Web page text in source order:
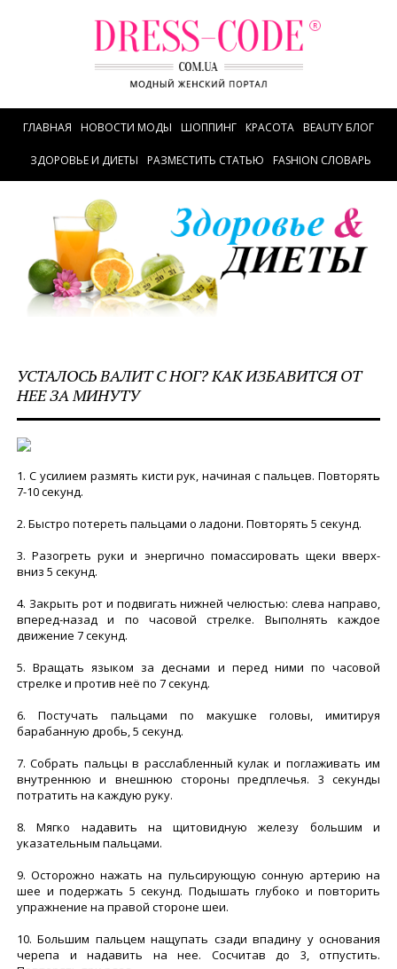
ГЛАВНАЯ НОВОСТИ МОДЫ ШОППИНГ КРАСОТА BEAUTY БЛОГ
ЗДОРОВЬЕ И ДИЕТЫ РАЗМЕСТИТЬ СТАТЬЮ FASHION СЛОВАРЬ
УСТАЛОСЬ ВАЛИТ С НОГ? КАК ИЗБАВИТСЯ ОТ
НЕЕ ЗА МИНУТУ
1. С усилием размять кисти рук, начиная с пальцев. Повторять
7-10 секунд.
2. Быстро потереть пальцами о ладони. Повторять 5 секунд.
3. Разогреть руки и энергично помассировать щеки вверх-
вниз 5 секунд.
4. Закрыть рот и подвигать нижней челюстью: слева направо,
вперед-назад и по часовой стрелке. Выполнять каждое
движение 7 секунд.
5. Вращать языком за деснами и перед ними по часовой
стрелке и против неё по 7 секунд.
6. Постучать пальцами по макушке головы, имитируя
барабанную дробь, 5 секунд.
7. Собрать пальцы в расслабленный кулак и поглаживать им
внутреннюю и внешнюю стороны предплечья. 3 секунды
потратить на каждую руку.
8. Мягко надавить на щитовидную железу большим и
указательным пальцами.
9. Осторожно нажать на пульсирующую сонную артерию на
шее и подержать 5 секунд. Подышать глубоко и повторить
упражнение на правой стороне шеи.
10. Большим пальцем нащупать сзади впадину у основания
черепа и надавить на нее. Сосчитав до 3, отпустить.